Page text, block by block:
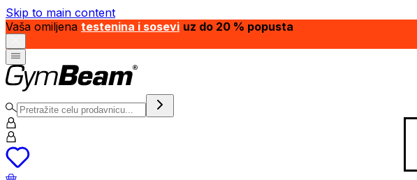
Skip to main content
Vaša omiljena testenina i sosevi uz do 20 % popusta